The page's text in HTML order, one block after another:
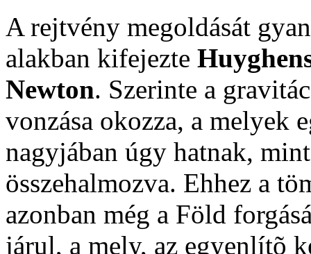
A rejtvény megoldását
alakban kifejezte
Newton. Szerinte a
vonzása okozza, a melyek
nagyjában úgy hatnak,
összehalmozva. Ehhez a
azonban még a Föld
járul, a mely, az egyenlítõ